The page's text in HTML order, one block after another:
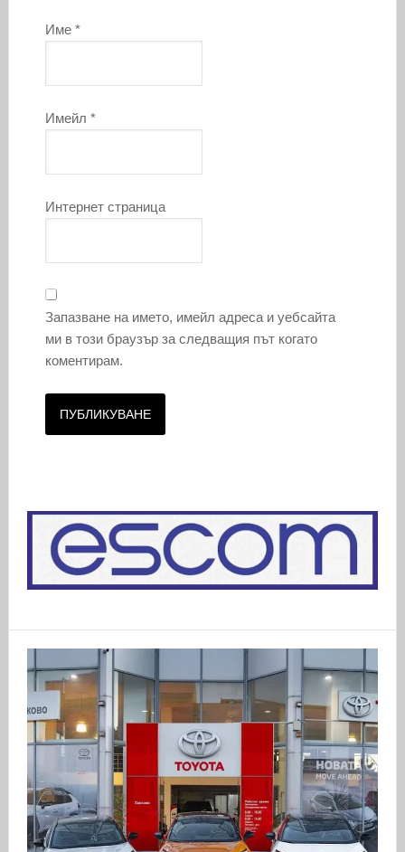
Име *
Имейл *
Интернет страница
Запазване на името, имейл адреса и уебсайта
ми в този браузър за следващия път когато
коментирам.